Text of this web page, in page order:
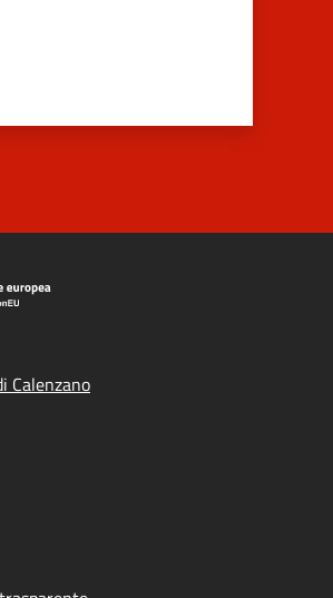
Calenzano